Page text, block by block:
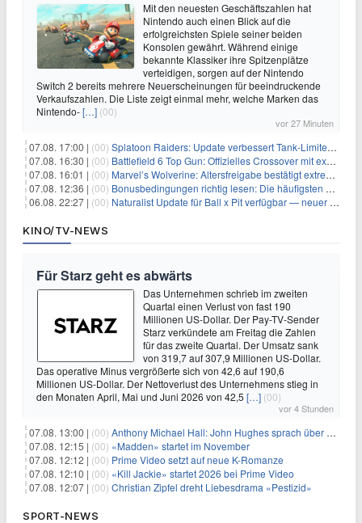
Mit den neuesten Geschäftszahlen hat
Nintendo auch einen Blick auf die
erfolgreichsten Spiele seiner beiden
Konsolen gewährt. Während einige
bekannte Klassiker ihre Spitzenplätze
verteidigen, sorgen auf der Nintendo
Switch 2 bereits mehrere Neuerscheinungen für beeindruckende
Verkaufszahlen. Die Liste zeigt einmal mehr, welche Marken das
Nintendo-[…] (00)
vor 27 Minuten
07.08. 17:00 | (00) Splatoon Raiders: Update verbessert Tank-Limiter und behebt Bugs
07.08. 16:30 | (00) Battlefield 6 Top Gun: Offizielles Crossover mit exklusiven Inhalten angekündigt
07.08. 16:01 | (00) Marvel’s Wolverine: Altersfreigabe bestätigt extreme Gewalt und düstere Szenen
07.08. 12:36 | (00) Bonusbedingungen richtig lesen: Die häufigsten Stolperfallen
06.08. 22:27 | (00) Naturalist Update für Ball x Pit verfügbar — neuer Content auf allen Plattformen
KINO/TV-NEWS
Für Starz geht es abwärts
Das Unternehmen schrieb im zweiten
Quartal einen Verlust von fast 190
Millionen US-Dollar. Der Pay-TV-Sender
Starz verkündete am Freitag die Zahlen
für das zweite Quartal. Der Umsatz sank
von 319,7 auf 307,9 Millionen US-Dollar.
Das operative Minus vergrößerte sich von 42,6 auf 190,6
Millionen US-Dollar. Der Nettoverlust des Unternehmens stieg in
den Monaten April, Mai und Juni 2026 von 42,5 […] (00)
vor 4 Stunden
07.08. 13:00 | (00) Anthony Michael Hall: John Hughes sprach über eine Fortsetzung von 'The Breakfast Club'
07.08. 12:15 | (00) «Madden» startet im November
07.08. 12:12 | (00) Prime Video setzt auf neue K-Romanze
07.08. 12:10 | (00) «Kill Jackie» startet 2026 bei Prime Video
07.08. 12:07 | (00) Christian Zipfel dreht Liebesdrama «Pestizid»
SPORT-NEWS